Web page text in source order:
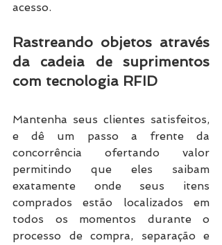
acesso.
Rastreando objetos através
da cadeia de suprimentos
com tecnologia RFID
Mantenha seus clientes satisfeitos,
e dê um passo a frente da
concorrência ofertando valor
permitindo que eles saibam
exatamente onde seus itens
comprados estão localizados em
todos os momentos durante o
processo de compra, separação e